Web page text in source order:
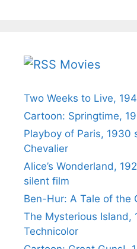
Movies
Two Weeks to Live,
Cartoon: Springtime,
Playboy of Paris, 1930
Chevalier
Alice’s Wonderland,
silent film
Ben-Hur: A Tale of the
The Mysterious Island,
Technicolor